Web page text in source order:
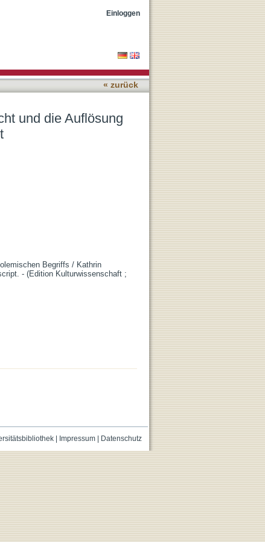
zwischenEinloggen
« zurück
und die Auflösung
Begriffs / Kathrin
- (Edition Kulturwissenschaft ;
| Impressum| Datenschutz